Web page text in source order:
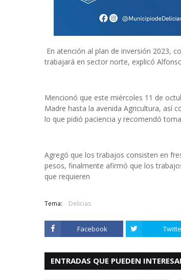
En atención al plan de inversión 2023,
trabajará en sector norte, explicó
Mencionó que este miércoles 11 de
Madre hasta la avenida Agricultura, así
lo que pidió paciencia y recomendó
Agregó que los trabajos consisten en
pesos, finalmente afirmó que los
que requieren
Tema: Delicias
Facebook
ENTRADAS QUE PUEDEN